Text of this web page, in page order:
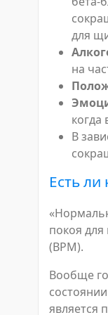
для
на
когда
В
Есть
покоя для
(BPM).
Вообще
является